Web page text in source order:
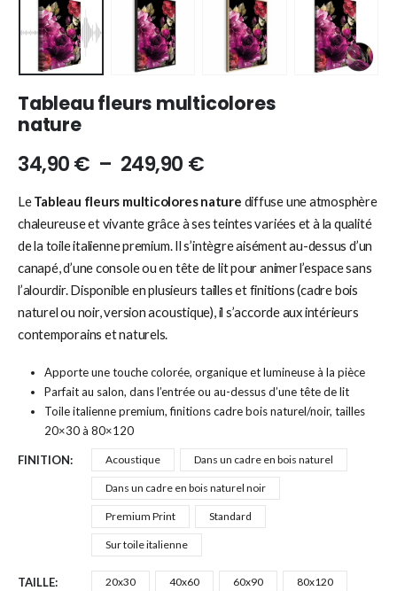
Tableau fleurs multicolores
nature
34,90€ – 249,90 €
LeTableau fleurs multicolores nature diffuse une atmosphère
chaleureuse et vivante grâce à ses teintes variées et à la qualité
de la toile italienne premium. Il s’intègre aisément au-dessus d’un
canapé, d’une console ou en tête de lit pour animer l’espace sans
l’alourdir. Disponible en plusieurs tailles et finitions (cadre bois
naturel ou noir, version acoustique), il s’accorde aux intérieurs
contemporains et naturels.
Apporte une touche colorée, organique et lumineuse à la pièce
Parfait au salon, dans l’entrée ou au-dessus d’une tête de lit
Toile italienne premium, finitions cadre bois naturel/noir, tailles
20×30 à 80×120
FINITION Acoustique Dans un cadre en bois naturel
Dans un cadre en bois naturel noir
Premium Print Standard
Sur toile italienne
TAILLE 20x30 40x60 60x90 80x120